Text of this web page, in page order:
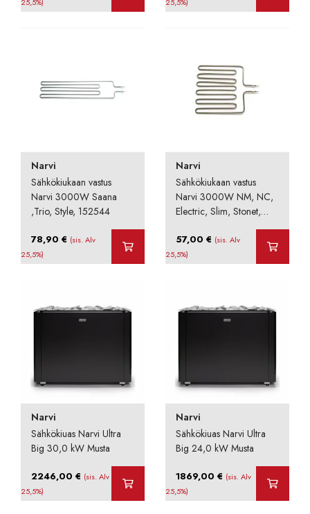
25,5%) 25,5%)
Narvi
Sähkökiukaan vastus
Narvi 3000W Saana
,Trio, Style, 152544
78,90€ (sis. Alv
25,5%)
Narvi
Sähkökiukaan vastus
Narvi 3000W NM, NC,
Electric, Slim, Stonet,
57,00€ (sis. Alv
25,5%)
Narvi
Sähkökiuas Narvi Ultra
Big 30,0 kW Musta
2246,00€ (sis. Alv
25,5%)
Narvi
Sähkökiuas Narvi Ultra
Big 24,0 kW Musta
1869,00€ (sis. Alv
25,5%)